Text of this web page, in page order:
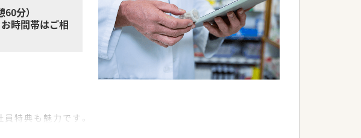
60分）
時間帯はご相
特典も魅力です。